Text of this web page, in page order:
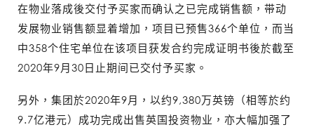
在物业落成後交付予买家而确认之已完成销售额，带动
发展物业销售额显着增加，项目已预售366个单位，而当
中358个住宅单位在该项目获发合约完成证明书後於截至
2020年9月30日止期间已交付予买家。
另外，集团於2020年9月，以约9,380万英镑（相等於约
9.7亿港元）成功完成出售英国投资物业，亦大幅加强了